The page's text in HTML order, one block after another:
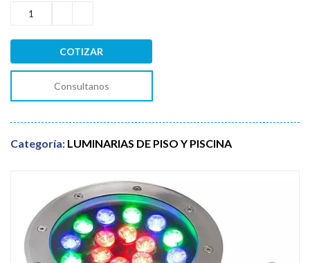
COTIZAR
Consultanos
Categoría: LUMINARIAS DE PISO Y PISCINA